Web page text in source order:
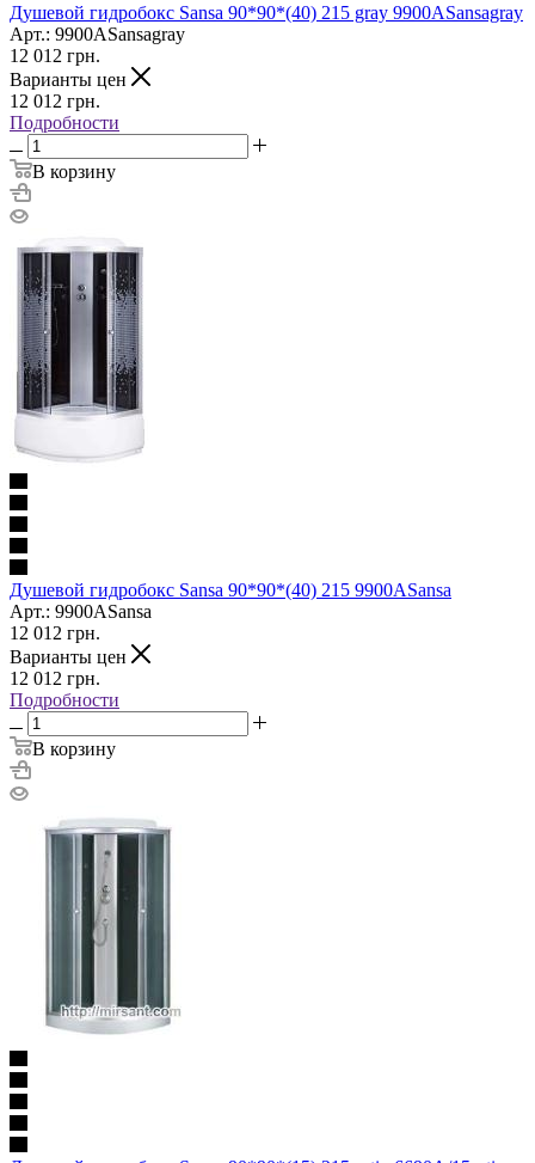
Душевой гидробокс Sansa 90*90*(40) 215 gray 9900ASansagray
Арт.: 9900ASansagray
12 012 грн.
Варианты цен
12 012 грн.
Подробности
В корзину
Душевой гидробокс Sansa 90*90*(40) 215 9900ASansa
Арт.: 9900ASansa
12 012 грн.
Варианты цен
12 012 грн.
Подробности
В корзину